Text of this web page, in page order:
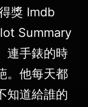
獎 Imdb
Summary
連手錶的時
。他每天都
知道給誰的